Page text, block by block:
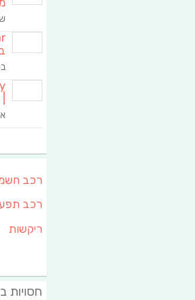
רכב
רכב
ריקשות
חסויות